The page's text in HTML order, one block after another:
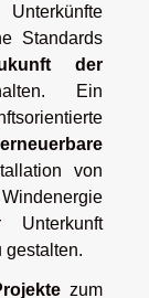
Standards
der
Ein
erneuerbare
von
gestalten.
zum